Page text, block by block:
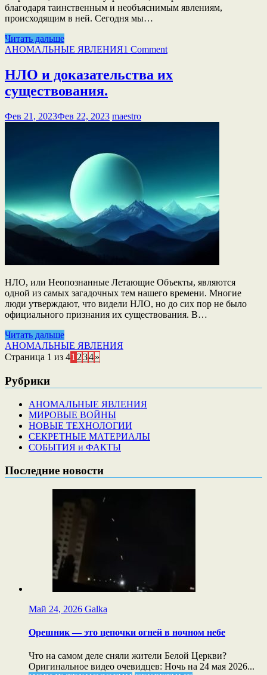
благодаря таинственным и необъяснимым явлениям,
происходящим в ней. Сегодня мы…
Читать дальше
АНОМАЛЬНЫЕ ЯВЛЕНИЯ1 Comment
НЛО и доказательства их
существования.
Фев 21, 2023Фев 22, 2023 maestro
НЛО, или Неопознанные Летающие Объекты, являются
одной из самых загадочных тем нашего времени. Многие
люди утверждают, что видели НЛО, но до сих пор не было
официального признания их существования. В…
Читать дальше
АНОМАЛЬНЫЕ ЯВЛЕНИЯ
Страница 1 из 41 234»
Рубрики
АНОМАЛЬНЫЕ ЯВЛЕНИЯ
МИРОВЫЕ ВОЙНЫ
НОВЫЕ ТЕХНОЛОГИИ
СЕКРЕТНЫЕ МАТЕРИАЛЫ
СОБЫТИЯ и ФАКТЫ
Последние новости
Май 24, 2026 Galka
Орешник — это цепочки огней в ночном небе
Что на самом деле сняли жители Белой Церкви?
Оригинальное видео очевидцев: Ночь на 24 мая 2026...